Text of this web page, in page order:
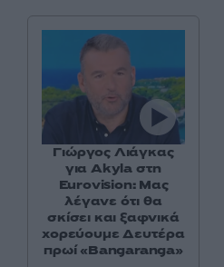
Γιώργος Λιάγκας
για Akyla στη
Eurovision: Μας
λέγανε ότι θα
σκίσει και ξαφνικά
χορεύουμε Δευτέρα
πρωί «Bangaranga»